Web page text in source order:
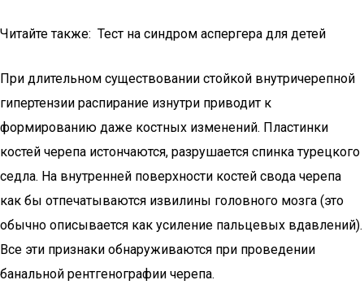
Читайте также: Тест на синдром аспергера для детей
При длительном существовании стойкой внутричерепной
гипертензии распирание изнутри приводит к
формированию даже костных изменений. Пластинки
костей черепа истончаются, разрушается спинка турецкого
седла. На внутренней поверхности костей свода черепа
как бы отпечатываются извилины головного мозга (это
обычно описывается как усиление пальцевых вдавлений).
Все эти признаки обнаруживаются при проведении
банальной рентгенографии черепа.